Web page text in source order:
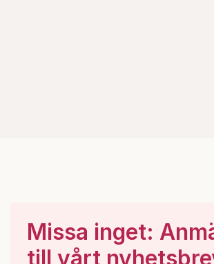
Missa inget:
till vårt